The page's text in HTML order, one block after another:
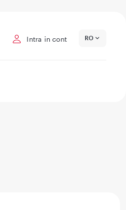
Intra in cont RO